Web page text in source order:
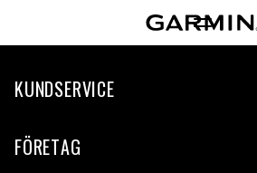
KUNDSERVICE
FÖRETAG